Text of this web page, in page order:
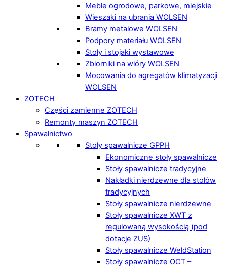
Meble ogrodowe, parkowe, miejskie
Wieszaki na ubrania WOLSEN
Bramy metalowe WOLSEN
Podpory materiału WOLSEN
Stoły i stojaki wystawowe
Zbiorniki na wióry WOLSEN
Mocowania do agregatów klimatyzacji
WOLSEN
ZOTECH
Części zamienne ZOTECH
Remonty maszyn ZOTECH
Spawalnictwo
Stoły spawalnicze GPPH
Ekonomiczne stoły spawalnicze
Stoły spawalnicze tradycyjne
Nakładki nierdzewne dla stołów
tradycyjnych
Stoły spawalnicze nierdzewne
Stoły spawalnicze XWT z
regulowaną wysokością (pod
dotacje ZUS)
Stoły spawalnicze WeldStation
Stoły spawalnicze OCT –